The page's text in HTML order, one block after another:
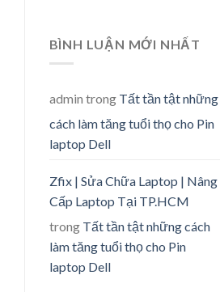
BÌNH LUẬN MỚI NHẤT
admin trong Tất tần tật những
cách làm tăng tuổi thọ cho Pin
laptop Dell
Zfix | Sửa Chữa Laptop | Nâng
Cấp Laptop Tại TP.HCM
trong Tất tần tật những cách
làm tăng tuổi thọ cho Pin
laptop Dell